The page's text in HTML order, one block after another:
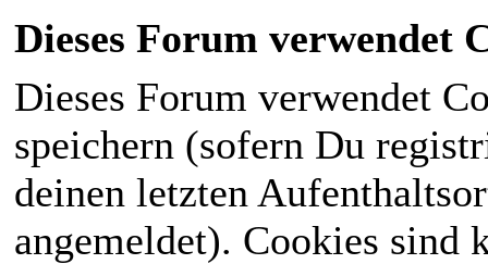
Dieses Forum verwendet
Dieses Forum verwendet
speichern (sofern Du
deinen letzten
angemeldet). Cookies sind